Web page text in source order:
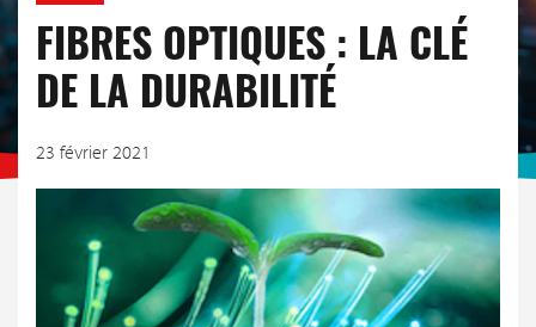
FIBRES OPTIQUES : LA CLÉ
DE LA DURABILITÉ
23 février 2021